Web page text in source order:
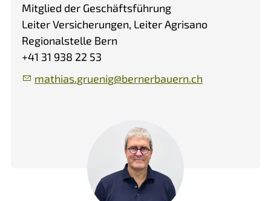
Mitglied der Geschäftsführung
Leiter Versicherungen, Leiter Agrisano
Regionalstelle Bern
+41 31 938 22 53
m th s gr n g b rn rb rn ch